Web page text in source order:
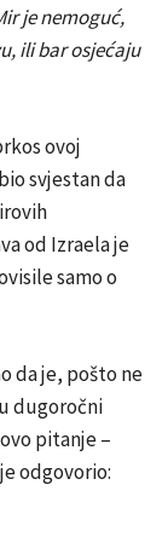
je nemoguć,
ili bar osjećaju
ovoj
svjestan da
od Izraela je
samo o
da je, pošto ne
dugoročni
pitanje –
odgovorio: